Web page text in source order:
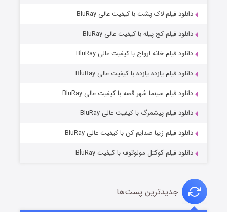
دانلود فیلم لاک پشت با کیفیت عالی BluRay
دانلود فیلم کج‌ پیله با کیفیت عالی BluRay
دانلود فیلم خانه ارواح با کیفیت عالی BluRay
دانلود فیلم یازده یازده با کیفیت عالی BluRay
دانلود فیلم سینما شهر قصه با کیفیت عالی BluRay
دانلود فیلم پیشمرگ با کیفیت عالی BluRay
دانلود فیلم زیبا صدایم کن با کیفیت عالی BluRay
دانلود فیلم کوکتل مولوتوف با کیفیت BluRay
جدیدترین پست‌ها